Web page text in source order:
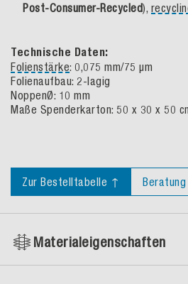
Post-Consumer-Recycled),
Technische Daten:
Folienstärke: 0,075 mm/75 µm
Folienaufbau: 2-lagig
NoppenØ: 10 mm
Maße Spenderkarton: 50 x 30 x 50
Zur Bestelltabelle ↑
Materialeigenschaften